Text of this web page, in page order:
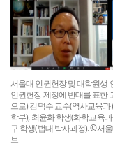
서울대 인권헌장 및 대학원생
인권헌장 제정에 반대를 표한
으로) 김덕수 교수(역사교육
학부), 최윤화 학생(화학교육
구 학생(법대 박사과정). ©서
브